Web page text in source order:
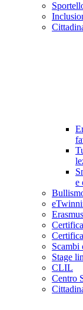
e
Scambi
Stage
CLIL
Centro